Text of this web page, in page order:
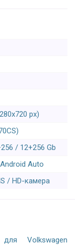
px)
/ 12+256 Gb
Auto
/ HD-камера
Volkswagen